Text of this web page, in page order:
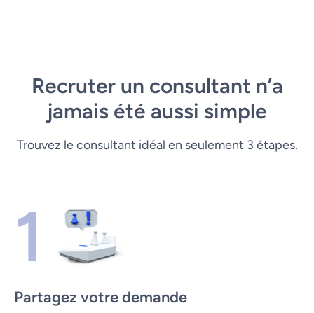
Recruter un consultant n’a
jamais été aussi simple
Trouvez le consultant idéal en seulement 3 étapes.
1
Partagez votre demande